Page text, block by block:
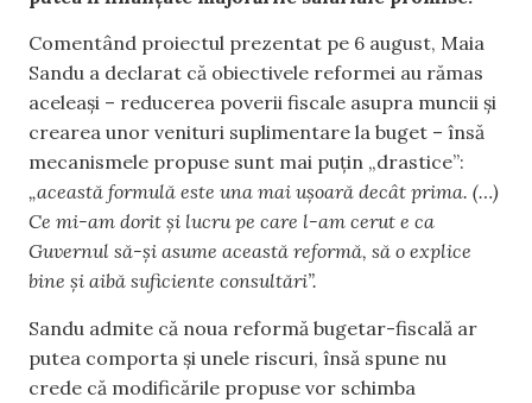
Comentând proiectul prezentat pe 6 august, Maia
Sandu a declarat că obiectivele reformei au rămas
aceleași – reducerea poverii fiscale asupra muncii și
crearea unor venituri suplimentare la buget – însă
mecanismele propuse sunt mai puțin „drastice”:
„această formulă este una mai ușoară decât prima. (…)
Ce mi-am dorit și lucru pe care l-am cerut e ca
Guvernul să-și asume această reformă, să o explice
bine și aibă suficiente consultări”.
Sandu admite că noua reformă bugetar-fiscală ar
putea comporta și unele riscuri, însă spune nu
crede că modificările propuse vor schimba